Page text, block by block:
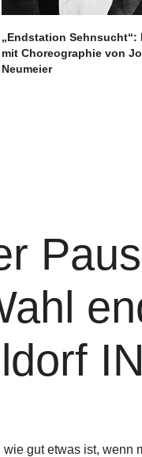
„Endstation Sehnsucht“:
mit Choreographie von
Neumeier
wie gut etwas ist,